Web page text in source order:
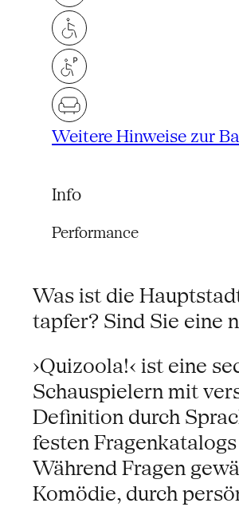
Weitere Hinweise zur
Info
Performance
Was ist die
tapfer? Sind Sie eine
›Quizoola!‹ ist eine
Schauspielern mit
Definition durch
festen
Während Fragen
Komödie, durch